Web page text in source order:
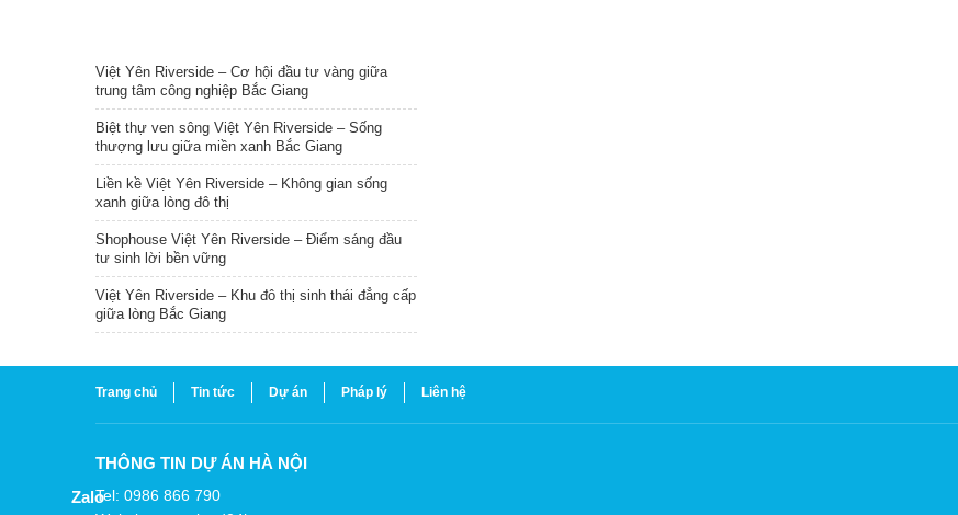
Việt Yên Riverside – Cơ hội đầu tư vàng giữa
trung tâm công nghiệp Bắc Giang
Biệt thự ven sông Việt Yên Riverside – Sống
thượng lưu giữa miền xanh Bắc Giang
Liền kề Việt Yên Riverside – Không gian sống
xanh giữa lòng đô thị
Shophouse Việt Yên Riverside – Điểm sáng đầu
tư sinh lời bền vững
Việt Yên Riverside – Khu đô thị sinh thái đẳng cấp
giữa lòng Bắc Giang
Trang chủ Tin tức Dự án Pháp lý Liên hệ
THÔNG TIN DỰ ÁN HÀ NỘI
Tel: 0986 866 790
Zalo